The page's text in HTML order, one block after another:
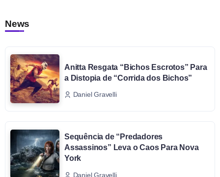
News
Anitta Resgata “Bichos Escrotos” Para
a Distopia de “Corrida dos Bichos”
Daniel Gravelli
Sequência de “Predadores
Assassinos” Leva o Caos Para Nova
York
Daniel Gravelli